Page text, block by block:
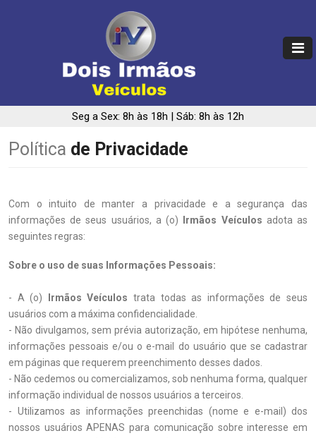
Seg a Sex: 8h às 18h | Sáb: 8h às 12h
Política de Privacidade
Com o intuito de manter a privacidade e a segurança das
informações de seus usuários, a (o)
Irmãos Veículos adota as
seguintes regras:
Sobre o uso de suas Informações Pessoais:
- A (o) Irmãos Veículos trata todas as informações de seus
usuários com a máxima confidencialidade.
- Não divulgamos, sem prévia autorização, em hipótese nenhuma,
informações pessoais e/ou o e-mail do usuário que se cadastrar
em páginas que requerem preenchimento desses dados.
- Não cedemos ou comercializamos, sob nenhuma forma, qualquer
informação individual de nossos usuários a terceiros.
- Utilizamos as informações preenchidas (nome e e-mail) dos
nossos usuários APENAS para comunicação sobre interesse em